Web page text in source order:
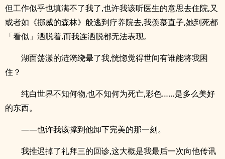
但工作似乎也填满不了我了,也许我该听医生的意思去住院,又
或者如《挪威的森林》般逃到疗养院去,我羡慕直子,她到死都
「看似」洒脱着,而我连洒脱都无法表现。
湖面荡漾的涟漪绕晕了我,恍惚觉得世间有谁能将我困
住？
纯白世界不知何物,也不知何为死亡,彩色……是多么美好
的东西。
——也许我该撑到他卸下完美的那一刻。
我推迟掉了礼拜三的回诊,这大概是我最后一次向他传讯